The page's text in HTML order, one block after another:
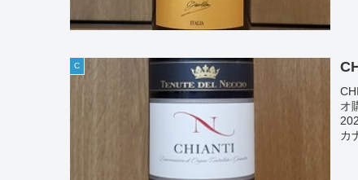
C
オ
カ